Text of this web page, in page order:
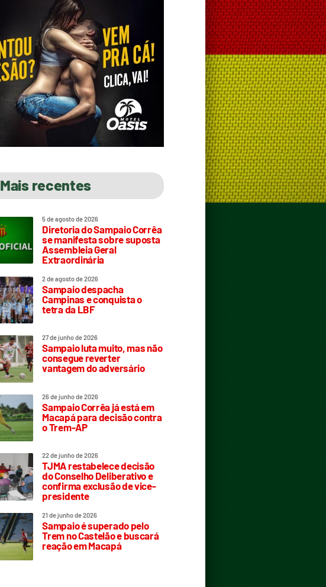
Mais recentes
5 de agosto de 2026
Diretoria do Sampaio Corrêa
se manifesta sobre suposta
Assembleia Geral
Extraordinária
2 de agosto de 2026
Sampaio despacha
Campinas e conquista o
tetra da LBF
27 de junho de 2026
Sampaio luta muito, mas não
consegue reverter
vantagem do adversário
26 de junho de 2026
Sampaio Corrêa já está em
Macapá para decisão contra
o Trem-AP
22 de junho de 2026
TJMA restabelece decisão
do Conselho Deliberativo e
confirma exclusão de vice-
presidente
21 de junho de 2026
Sampaio é superado pelo
Trem no Castelão e buscará
reação em Macapá